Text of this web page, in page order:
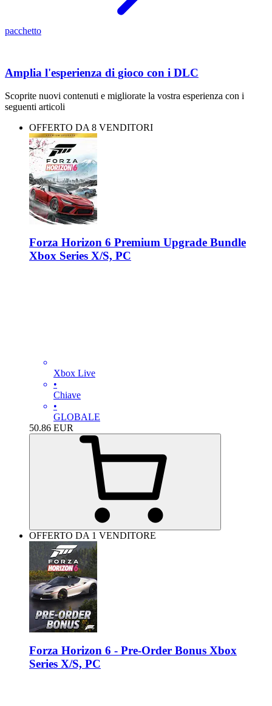
pacchetto
Amplia l'esperienza di gioco con i DLC
Scoprite nuovi contenuti e migliorate la vostra esperienza con i
seguenti articoli
OFFERTO DA 8 VENDITORI
Forza Horizon 6 Premium Upgrade Bundle
Xbox Series X/S, PC
Xbox Live
•
Chiave
•
GLOBALE
50.86 EUR
OFFERTO DA 1 VENDITORE
Forza Horizon 6 - Pre-Order Bonus Xbox
Series X/S, PC